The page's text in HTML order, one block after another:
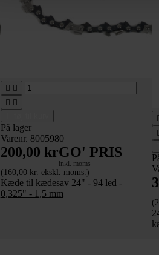
 
 
På lager
Varenr. 8005980
200,00 krGO' PRIS
inkl. moms
(160,00 kr. ekskl. moms.)
Kæde til kædesav 24" - 94 led -
0,325" - 1,5 mm